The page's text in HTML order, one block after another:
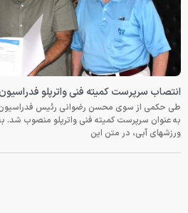
انتصاب سرپرست کمیته فنی واترپلو
طی حکمی از سوی محسن رضوانی رئیس
به عنوان سرپرست کمیته فنی واترپلو منصوب شد.
ورزشهای آبی، در متن این